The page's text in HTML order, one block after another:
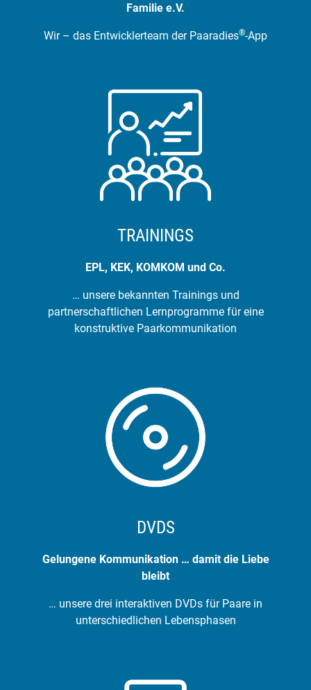
Familie e.V.
Wir – das Entwicklerteam der Paaradies®-App
TRAININGS
EPL, KEK, KOMKOM und Co.
… unsere bekannten Trainings und
partnerschaftlichen Lernprogramme für eine
konstruktive Paarkommunikation
DVDS
Gelungene Kommunikation … damit die Liebe
bleibt
… unsere drei interaktiven DVDs für Paare in
unterschiedlichen Lebensphasen